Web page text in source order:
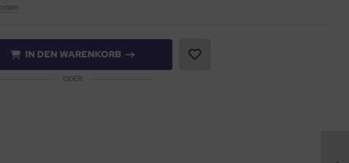
IN DEN WARENKORB
ODER